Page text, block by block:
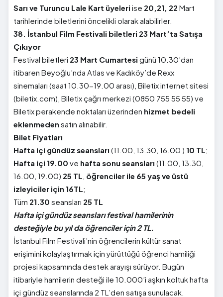
Sarı ve Turuncu Lale Kart üyeleri ise 20,21, 22 Mart
tarihlerinde biletlerini öncelikli olarak alabilirler.
38. İstanbul Film Festivali biletleri 23 Mart’ta Satışa
Çıkıyor
Festival biletleri 23 Mart Cumartesi günü 10.30’dan
itibaren Beyoğlu’nda Atlas ve Kadıköy’de Rexx
sinemaları (saat 10.30-19.00 arası), Biletix internet sitesi
(biletix.com), Biletix çağrı merkezi (0850 755 55 55) ve
Biletix perakende noktaları üzerinden hizmet bedeli
eklenmeden satın alınabilir.
Bilet Fiyatları
Hafta içi gündüz seansları (11.00, 13.30, 16.00 ) 10 TL;
Hafta içi 19.00 ve hafta sonu seansları (11.00, 13.30,
16.00, 19.00) 25 TL öğrenciler ile 65 yaş ve üstü
izleyiciler için 16TL;
Tüm 21.30 seansları 25 TL
Hafta içi gündüz seansları festival hamilerinin
desteğiyle bu yıl da öğrenciler için 2 TL.
İstanbul Film Festivali’nin öğrencilerin kültür sanat
erişimini kolaylaştırmak için yürüttüğü öğrenci hamiliği
projesi kapsamında destek arayışı sürüyor. Bugün
itibariyle hamilerin desteği ile 10.000’i aşkın koltuk hafta
içi gündüz seanslarında 2 TL’den satışa sunulacak.